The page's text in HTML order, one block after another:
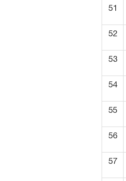
51
52
53
54
55
56
57